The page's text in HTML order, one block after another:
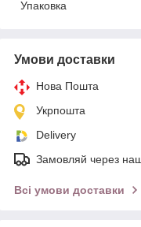
Упаковка
Умови доставки
Нова Пошта
Укрпошта
Delivery
Замовляй через
Всі умови доставки